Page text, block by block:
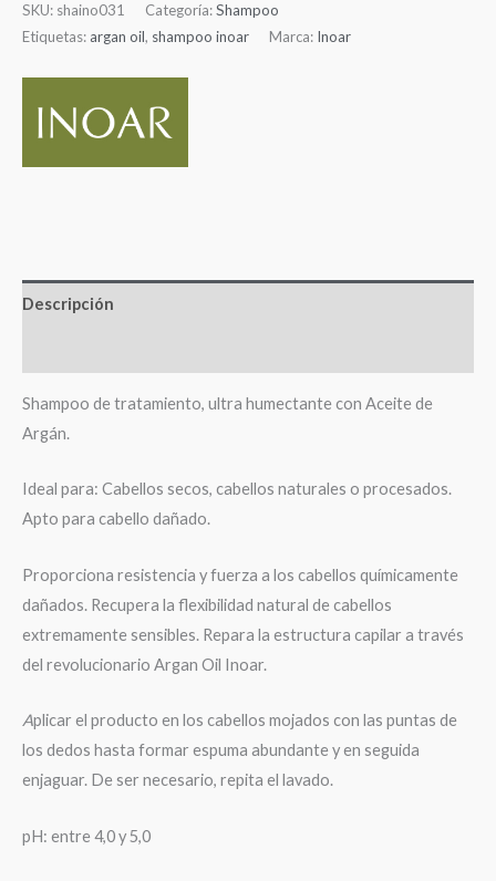
SKU: shaino031 Categoría:Shampoo
Etiquetas: argan oil, shampoo inoar Marca: Inoar
Descripción
Shampoo de tratamiento, ultra humectante con Aceite de
Argán.
Ideal para: Cabellos secos, cabellos naturales o procesados.
Apto para cabello dañado.
Proporciona resistencia y fuerza a los cabellos químicamente
dañados. Recupera la flexibilidad natural de cabellos
extremamente sensibles. Repara la estructura capilar a través
del revolucionario Argan Oil Inoar.
Aplicar el producto en los cabellos mojados con las puntas de
los dedos hasta formar espuma abundante y en seguida
enjaguar. De ser necesario, repita el lavado.
pH: entre 4,0 y 5,0